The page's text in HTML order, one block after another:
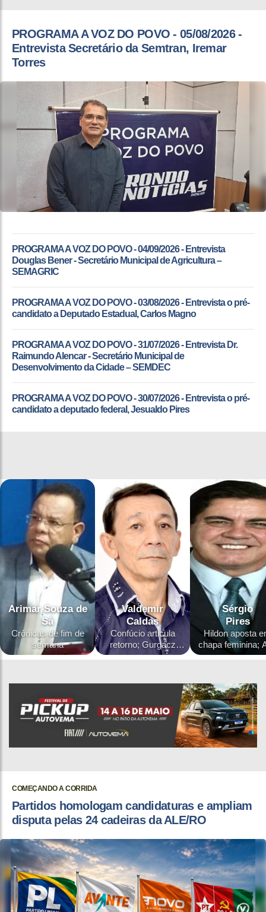
PROGRAMA A VOZ DO POVO - 05/08/2026 -
Entrevista Secretário da Semtran, Iremar
Torres
PROGRAMA A VOZ DO POVO - 04/09/2026 - Entrevista
Douglas Bener - Secretário Municipal de Agricultura –
SEMAGRIC
PROGRAMA A VOZ DO POVO - 03/08/2026 - Entrevista o pré-
candidato a Deputado Estadual, Carlos Magno
PROGRAMA A VOZ DO POVO - 31/07/2026 - Entrevista Dr.
Raimundo Alencar - Secretário Municipal de
Desenvolvimento da Cidade – SEMDEC
PROGRAMA A VOZ DO POVO - 30/07/2026 - Entrevista o pré-
candidato a deputado federal, Jesualdo Pires
Arimar Souza de
Sá
Crônicas de fim de
semana
Valdemir
Caldas
Confúcio articula
retorno; Gurgacz
pode mudar de
Sérgio
Pires
Hildon aposta
chapa feminina;
volta ao jogo; e
renunciar à
COMEÇANDO A CORRIDA
Partidos homologam candidaturas e ampliam
disputa pelas 24 cadeiras da ALE/RO